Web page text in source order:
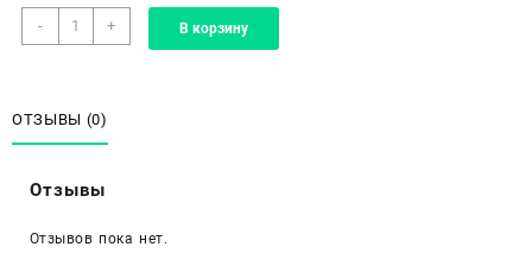
-
Количество
товара
А5
Hatber
кота
клетка
+ В корзину
ОТЗЫВЫ (0)
Отзывы
Отзывов пока нет.